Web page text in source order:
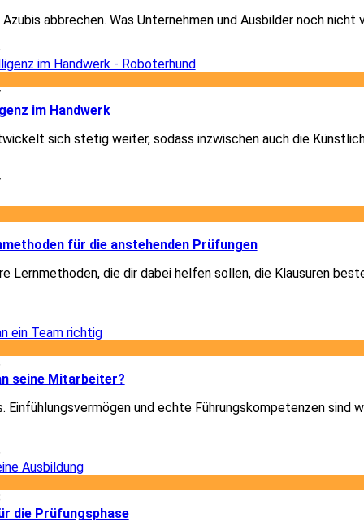
Azubis abbrechen. Was Unternehmen und Ausbilder noch nicht
im Handwerk
sich stetig weiter, sodass inzwischen auch die
für die anstehenden Prüfungen
Lernmethoden, die dir dabei helfen sollen, die Klausuren
seine Mitarbeiter?
Einfühlungsvermögen und echte Führungskompetenzen sind
die Prüfungsphase